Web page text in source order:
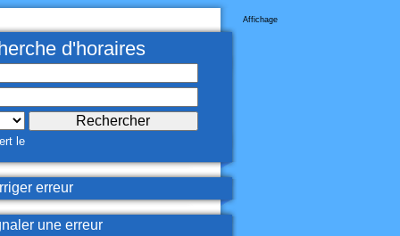
Affichage
d'horaires
le
erreur
une erreur